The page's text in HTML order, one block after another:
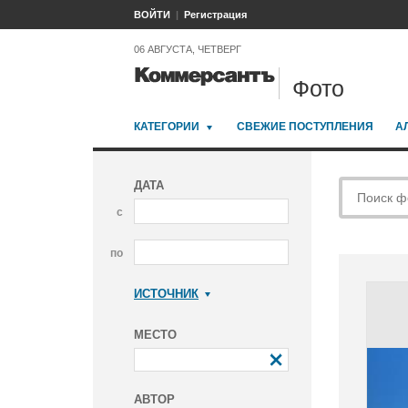
ВОЙТИ Регистрация
06 АВГУСТА, ЧЕТВЕРГ
Фото
КАТЕГОРИИ СВЕЖИЕ ПОСТУПЛЕНИЯ
ДАТА
с
по
ИСТОЧНИК
МЕСТО
АВТОР